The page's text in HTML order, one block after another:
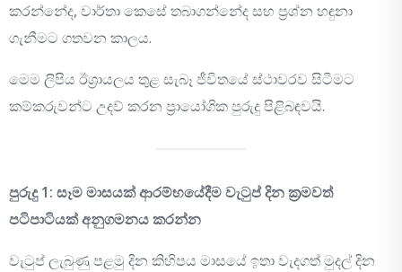
කරන්නේද, වාර්තා කෙසේ තබාගන්නේද සහ ප්‍රශ්න හඳුනා
ගැනීමට ගතවන කාලය.
මෙම ලිපිය ඊශ්‍රායලය තුළ සැබෑ ජීවිතයේ ස්ථාවරව සිටීමට
කම්කරුවන්ට උදව් කරන ප්‍රායෝගික පුරුදු පිළිබඳවයි.
පුරුදු 1: සෑම මාසයක් ආරම්භයේදීම වැටුප් දින ක්‍රමවත්
පටිපාටියක් අනුගමනය කරන්න
වැටුප් ලැබුණු පළමු දින කිහිපය මාසයේ ඉතා වැදගත් මුදල් දින